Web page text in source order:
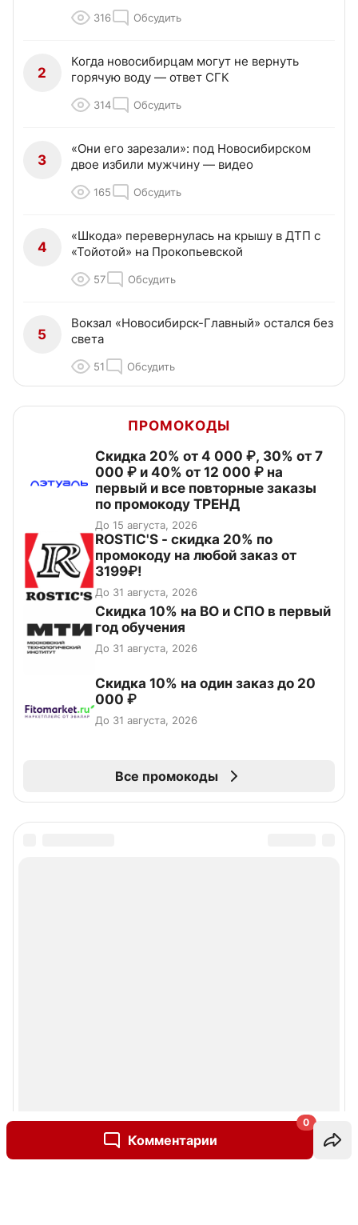
Комментарии
0
316 Обсудить
2
Когда новосибирцам могут не вернуть
горячую воду — ответ СГК
314 Обсудить
3
«Они его зарезали»: под Новосибирском
двое избили мужчину — видео
165 Обсудить
4
«Шкода» перевернулась на крышу в ДТП с
«Тойотой» на Прокопьевской
57 Обсудить
5
Вокзал «Новосибирск-Главный» остался без
света
51 Обсудить
ПРОМОКОДЫ
Скидка 20% от 4 000 ₽, 30% от 7
000 ₽ и 40% от 12 000 ₽ на
первый и все повторные заказы
по промокоду ТРЕНД
До 15 августа, 2026
ROSTIC'S - скидка 20% по
промокоду на любой заказ от
3199₽!
До 31 августа, 2026
Скидка 10% на ВО и СПО в первый
год обучения
До 31 августа, 2026
Скидка 10% на один заказ до 20
000 ₽
До 31 августа, 2026
Все промокоды